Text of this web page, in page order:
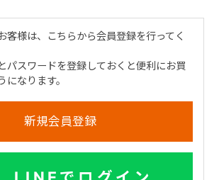
客様は、こちらから会員登録を行ってく
パスワードを登録しておくと便利にお買
になります。